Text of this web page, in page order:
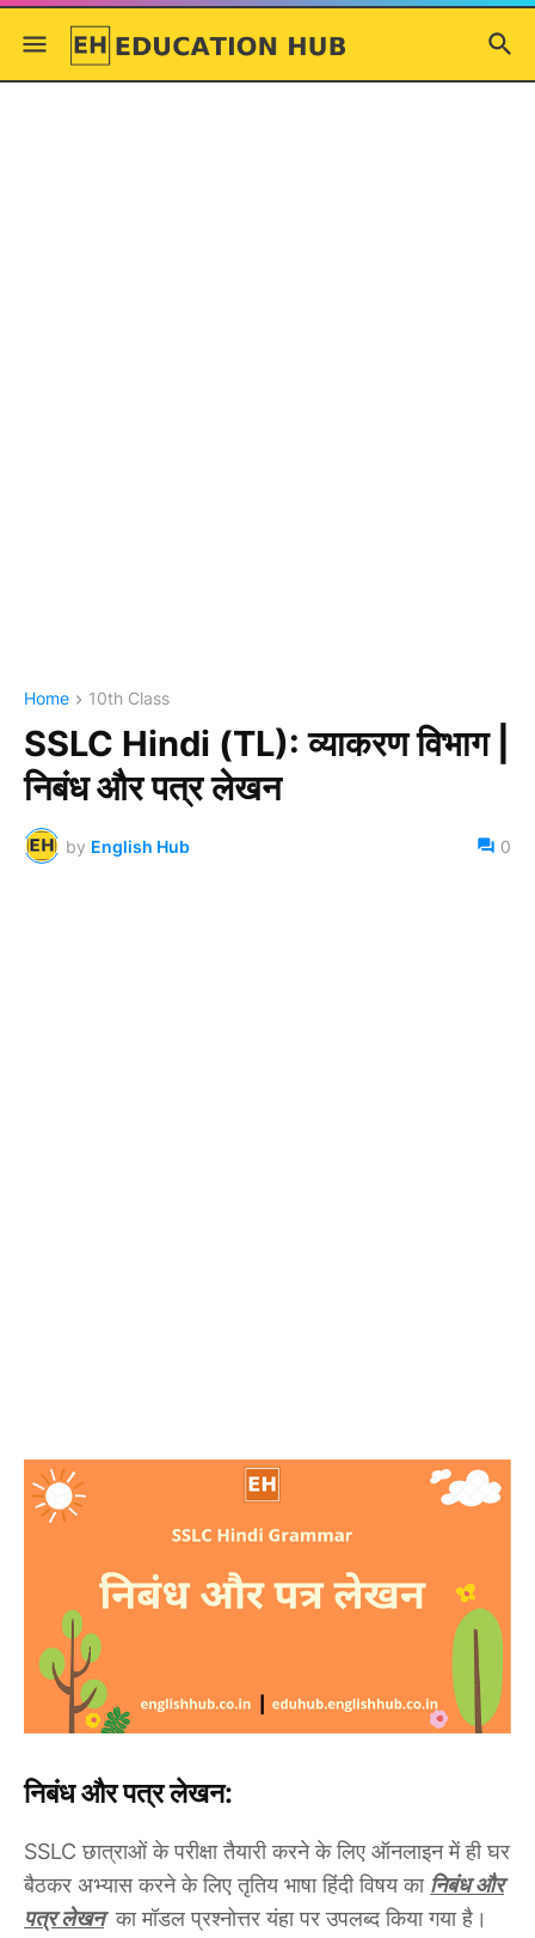
Home 10th Class
SSLC Hindi (TL): व्याकरण विभाग |
निबंध और पत्र लेखन
by English Hub 0
निबंध और पत्र लेखन:
SSLC छात्राओं के परीक्षा तैयारी करने के लिए ऑनलाइन में ही घर
बैठकर अभ्यास करने के लिए तृतिय भाषा हिंदी विषय का निबंध और
पत्र लेखनका मॉडल प्रश्नोत्तर यंहा पर उपलब्द किया गया है।